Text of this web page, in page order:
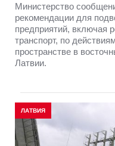
Министерство
рекомендации для
предприятий, включая
транспорт, по
пространстве в
Латвии.
ЛАТВИЯ